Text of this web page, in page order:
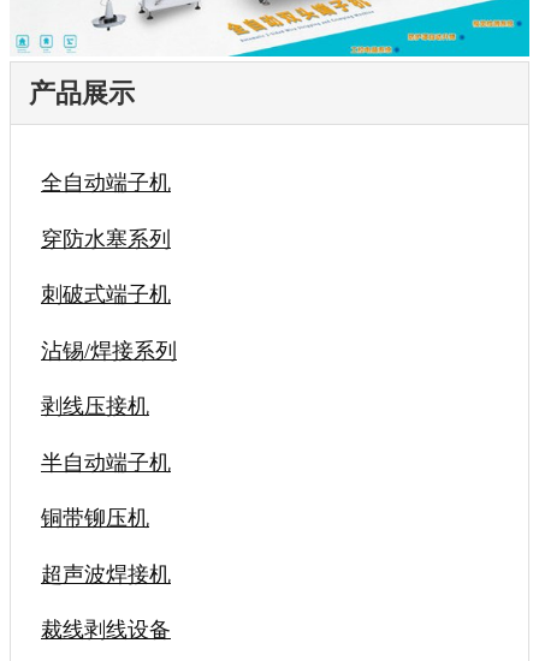
产品展示
全自动端子机
穿防水塞系列
刺破式端子机
沾锡/焊接系列
剥线压接机
半自动端子机
铜带铆压机
超声波焊接机
裁线剥线设备